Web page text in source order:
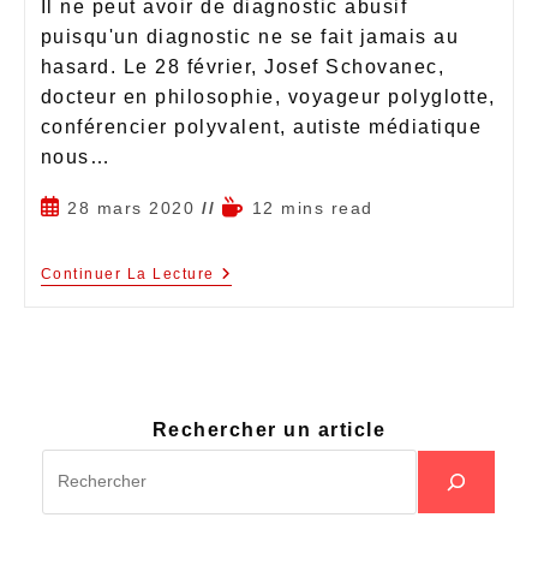
Il ne peut avoir de diagnostic abusif
puisqu'un diagnostic ne se fait jamais au
hasard. Le 28 février, Josef Schovanec,
docteur en philosophie, voyageur polyglotte,
conférencier polyvalent, autiste médiatique
nous…
28 mars 2020 12 mins read
Continuer La Lecture
Rechercher un article